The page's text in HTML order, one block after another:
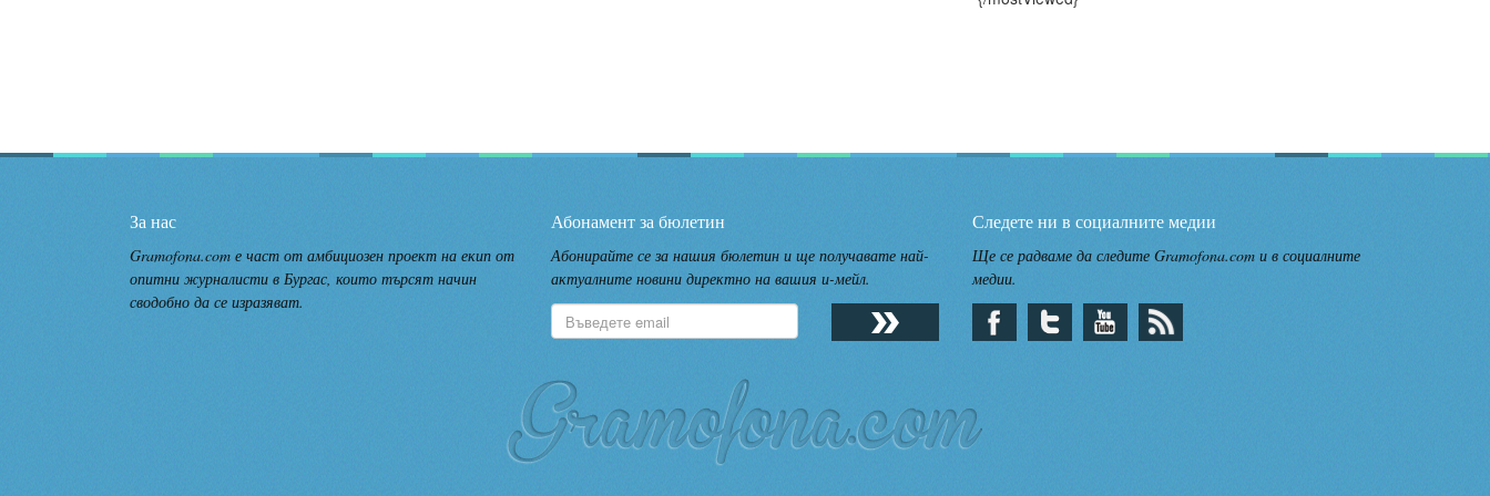
За нас
Gramofona.com е част от амбициозен проект на екип от
опитни журналисти в Бургас, които търсят начин
сводобно да се изразяват.
Абонамент за бюлетин
Абонирайте се за нашия бюлетин и ще получавате най-
актуалните новини директно на вашия и-мейл.
Следете ни в социалните медии
Ще се радваме да следите Gramofona.com и в социалните
медии.